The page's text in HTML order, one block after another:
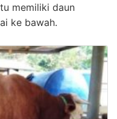
memiliki daun
ke bawah.